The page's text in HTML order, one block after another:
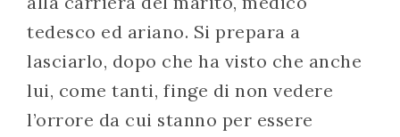
tedesco ed ariano. Si prepara a
lasciarlo, dopo che ha visto che anche
lui, come tanti, finge di non vedere
l’orrore da cui stanno per essere